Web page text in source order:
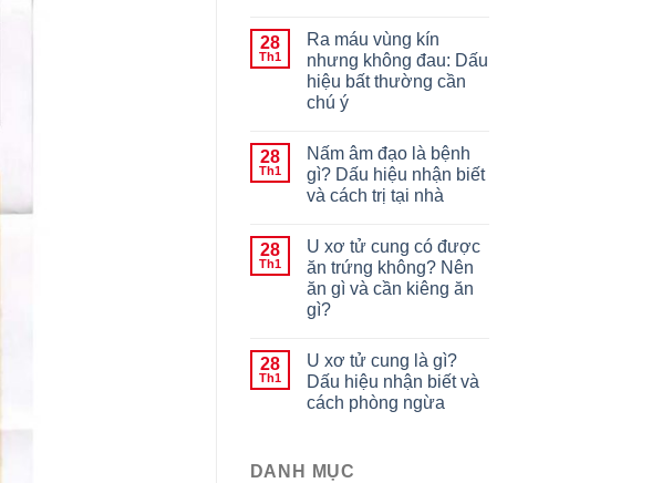
28
Th1
Ra máu vùng kín
nhưng không đau: Dấu
hiệu bất thường cần
chú ý
28
Th1
Nấm âm đạo là bệnh
gì? Dấu hiệu nhận biết
và cách trị tại nhà
28
Th1
U xơ tử cung có được
ăn trứng không? Nên
ăn gì và cần kiêng ăn
gì?
28
Th1
U xơ tử cung là gì?
Dấu hiệu nhận biết và
cách phòng ngừa
DANH MỤC